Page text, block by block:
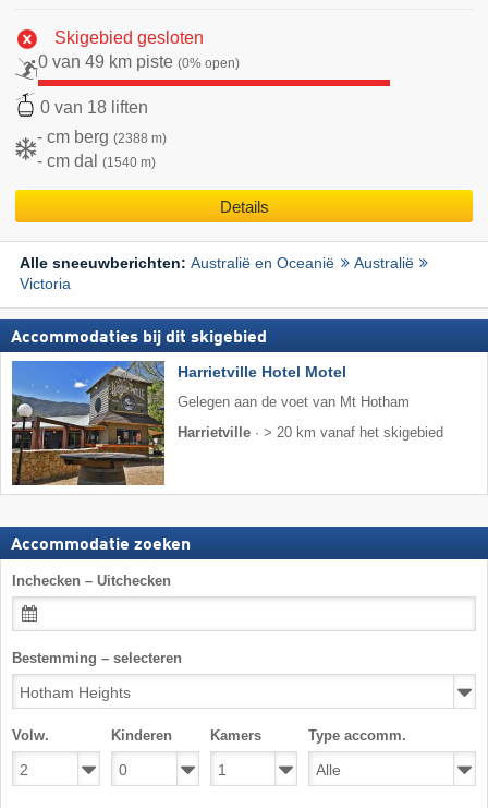
Skigebied gesloten
0 van 49 km piste (0% open)
0 van 18 liften
- cm berg (2388 m)
- cm dal (1540 m)
Details
Alle sneeuwberichten: Australië en Oceanië
Australië
Victoria
Accommodaties bij dit skigebied
Harrietville Hotel Motel
Gelegen aan de voet van Mt Hotham
Harrietville · > 20 km vanaf het skigebied
Accommodatie zoeken
Inchecken – Uitchecken
Bestemming – selecteren
Volw. Kinderen Kamers Type accomm.